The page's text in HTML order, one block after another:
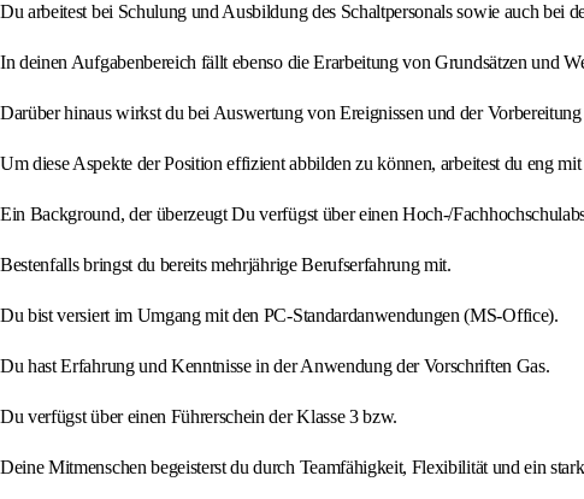
Du arbeitest bei Schulung und Ausbildung des Schaltpersonals sowie auch bei
In deinen Aufgabenbereich fällt ebenso die Erarbeitung von Grundsätzen und
Darüber hinaus wirkst du bei Auswertung von Ereignissen und der
Um diese Aspekte der Position effizient abbilden zu können, arbeitest du eng
Ein Background, der überzeugt Du verfügst über einen Hoch-/
Bestenfalls bringst du bereits mehrjährige Berufserfahrung mit.
Du bist versiert im Umgang mit den PC-Standardanwendungen (MS-Office).
Du hast Erfahrung und Kenntnisse in der Anwendung der Vorschriften Gas.
Du verfügst über einen Führerschein der Klasse 3 bzw.
Deine Mitmenschen begeisterst du durch Teamfähigkeit, Flexibilität und ein